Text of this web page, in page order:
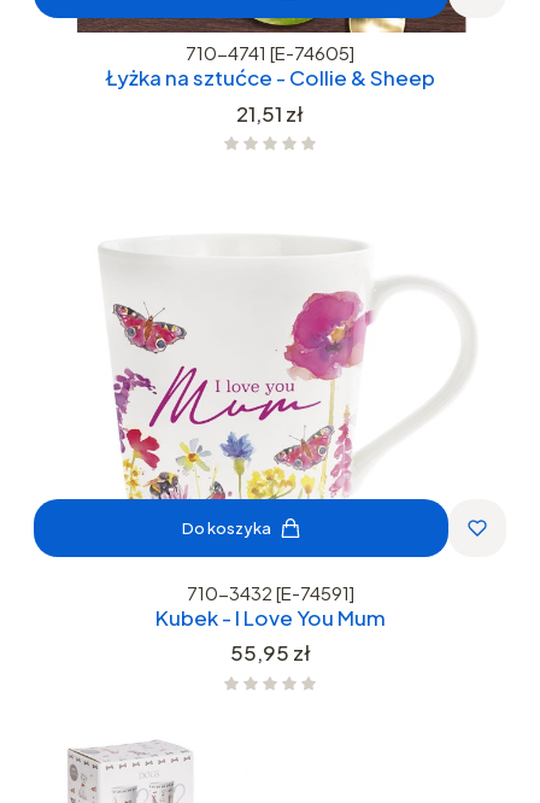
710-4741 [E-74605]
Łyżka na sztućce - Collie & Sheep
Cena
21,51 zł
Do koszyka
710-3432 [E-74591]
Kubek - I Love You Mum
Cena
55,95 zł